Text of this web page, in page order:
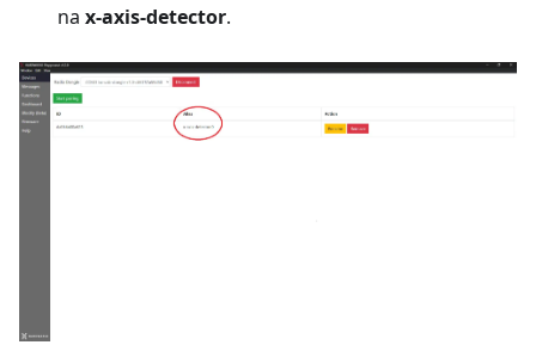
na x-axis-detector.